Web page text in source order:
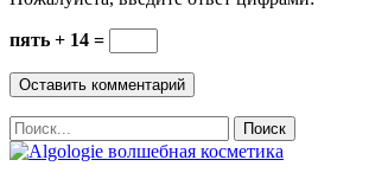
пять + 14 =